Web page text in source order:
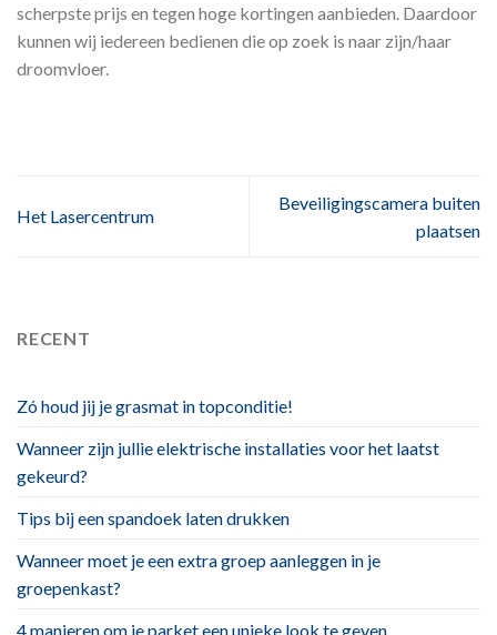
scherpste prijs en tegen hoge kortingen aanbieden. Daardoor
kunnen wij iedereen bedienen die op zoek is naar zijn/haar
droomvloer.
Het Lasercentrum
Beveiligingscamera buiten
plaatsen
RECENT
Zó houd jij je grasmat in topconditie!
Wanneer zijn jullie elektrische installaties voor het laatst
gekeurd?
Tips bij een spandoek laten drukken
Wanneer moet je een extra groep aanleggen in je
groepenkast?
4 manieren om je parket een unieke look te geven